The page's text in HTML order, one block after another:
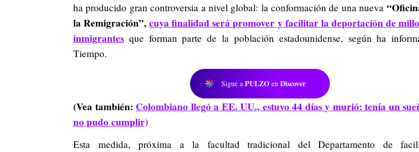
ha producido gran controversia a nivel global: la conformación de una nueva
la Remigración”,cuya finalidad será promover y facilitar la deportación de
inmigrantes que forman parte de la población estadounidense, según ha
Tiempo.
Sigue a PULZO en Discover
(Vea también: Colombiano llegó a EE. UU., estuvo 44 días y murió: tenía un
no pudo cumplir)
Esta medida, próxima a la facultad tradicional del Departamento de